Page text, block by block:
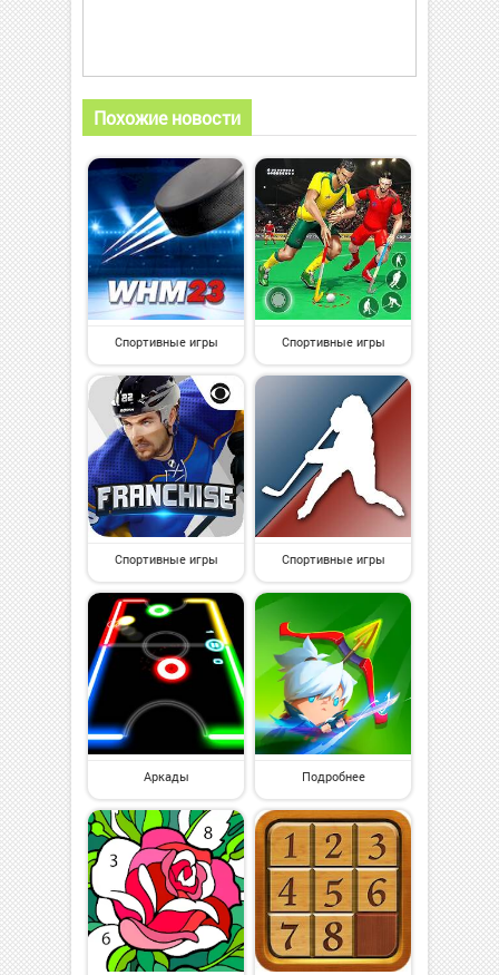
Похожие новости
Спортивные игры Спортивные игры
Спортивные игры Спортивные игры
Аркады Подробнее